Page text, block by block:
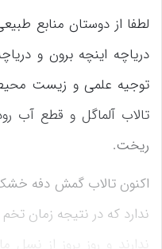
لطفا از دوستان منابع
دریاچه اینچه برون و
توجیه علمی و زیست
تالاب آلماگل و قطع آب
ریخت.
اکنون تالاب گمش دفه
ندارد که در نتیجه زمان
ندارند و روز بروز از نسل